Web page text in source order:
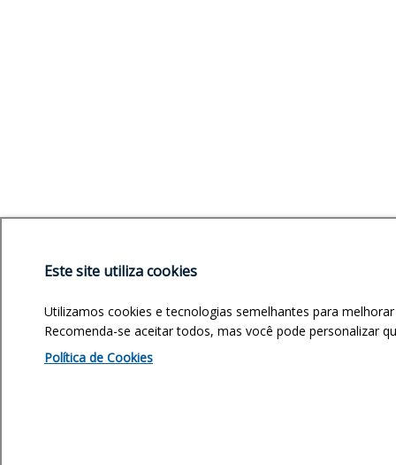
Este site utiliza cookies
Utilizamos cookies e tecnologias semelhantes para
Recomenda-se aceitar todos, mas você pode personalizar
Política de Cookies